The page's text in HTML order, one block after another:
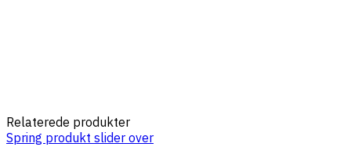
Relaterede produkter
Spring produkt slider over